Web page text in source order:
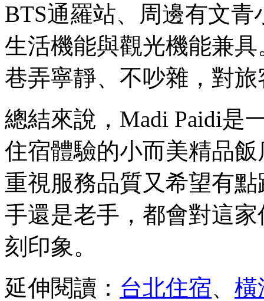
BTS通羅站、周邊有文
生活機能與觀光機能兼
巷弄寧靜、不吵雜，對
總結來說，Madi Paidi是
住宿體驗的小而美精品
重視服務品質又希望有
手還是老手，都會對這
刻印象。
延伸閱讀： 台北住宿、 橫